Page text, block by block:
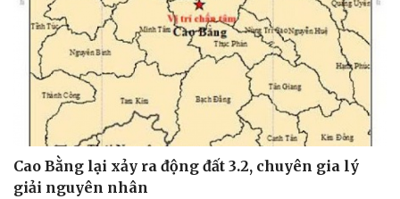
Cao Bằng lại xảy ra động đất 3.2, chuyên gia lý
giải nguyên nhân